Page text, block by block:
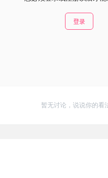
登录
暂无讨论，说说你的看